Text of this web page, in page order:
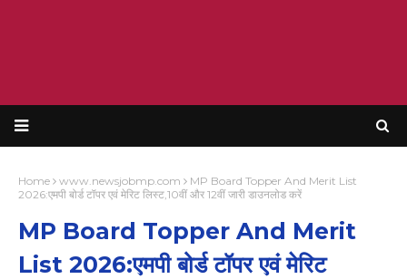
Home www.newsjobmp.com
MP Board Topper And Merit List
2026:एमपी बोर्ड टॉपर एवं मेरिट लिस्ट,10वीं और 12वीं जारी डाउनलोड करें
MP Board Topper And Merit
List 2026:एमपी बोर्ड टॉपर एवं मेरिट